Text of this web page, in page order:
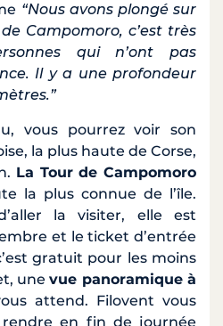
“Nous avons plongé sur
Campomoro, c’est très
qui n’ont pas
Il y a une profondeur
vous pourrez voir son
la plus haute de Corse,
La Tour de Campomoro
la plus connue de l’île.
la visiter, elle est
et le ticket d’entrée
gratuit pour les moins
unevue panoramique à
attend. Filovent vous
en fin de journée